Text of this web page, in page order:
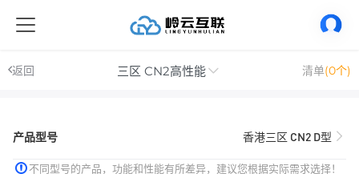
返回 三区 CN2高性能 清单(0个)
产品型号 香港三区 CN2 D型
不同型号的产品，功能和性能有所差异，建议您根据实际需求选择！